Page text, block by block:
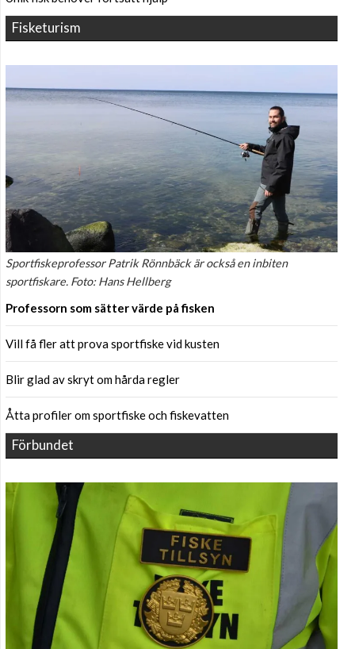
Fisketurism
Sportfiskeprofessor Patrik Rönnbäck är också en inbiten
sportfiskare. Foto: Hans Hellberg
Professorn som sätter värde på fisken
Vill få fler att prova sportfiske vid kusten
Blir glad av skryt om hårda regler
Åtta profiler om sportfiske och fiskevatten
Förbundet